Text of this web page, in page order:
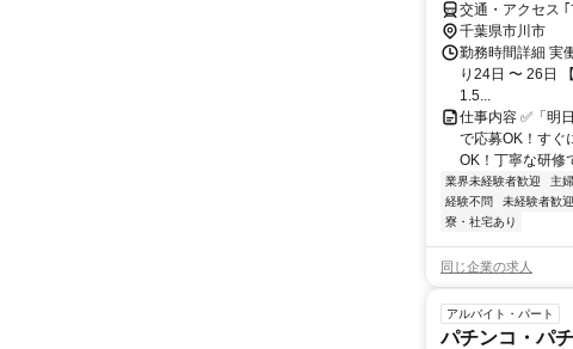
交通・アクセス
千葉県市川市
勤務時間詳細 実
り24日 〜 26日
1.5...
仕事内容 ✅「明
で応募OK！すぐ
OK！丁寧な研修
業界未経験者歓迎 主
経験不問
未経験者歓迎
寮・社宅あり
同じ企業の求人
アルバイト・パート
パチンコ・パ